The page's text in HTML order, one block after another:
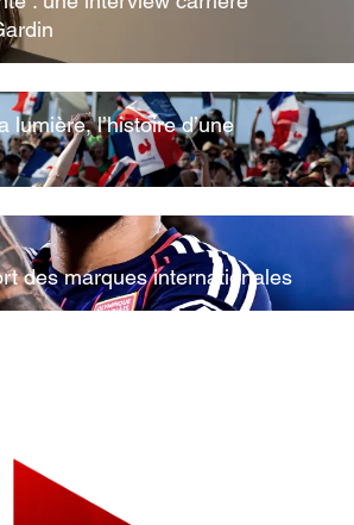
lumière, l’histoire d’une
des marques internationales